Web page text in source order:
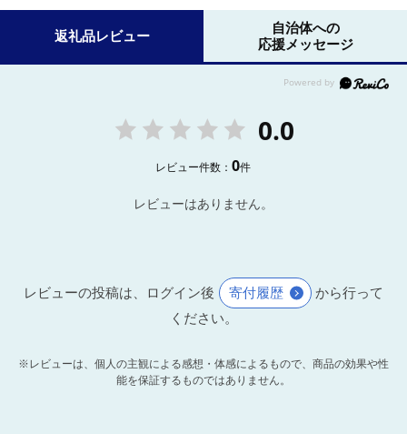
返礼品レビュー
自治体への
応援メッセージ
0.0
レビュー件数：0件
レビューはありません。
レビューの投稿は、ログイン後 寄付履歴
から行って
ください。
※レビューは、個人の主観による感想・体感によるもので、商品の効果や性
能を保証するものではありません。